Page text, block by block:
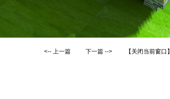
<-- 上一篇 下一篇--> 【关闭当前窗口】